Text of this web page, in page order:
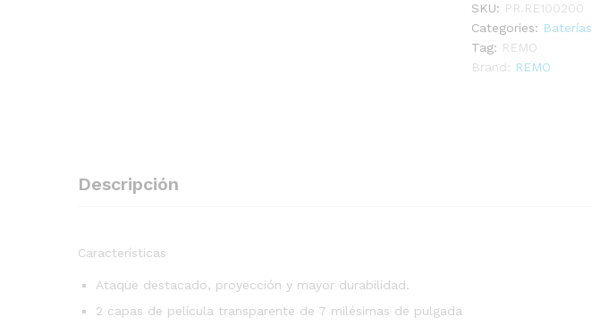
SKU: PR.RE100200
Categories: Baterías
Tag: REMO
Brand: REMO
Descripción
Características
Ataque destacado, proyección y mayor durabilidad.
2 capas de película transparente de 7 milésimas de pulgada